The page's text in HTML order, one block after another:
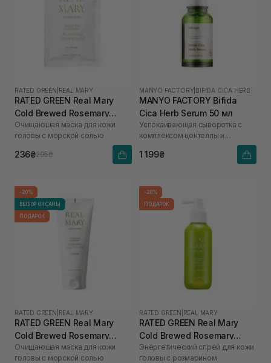
RATED GREEN REAL MARY
RATED GREEN Real Mary
Cold Brewed Rosemary
Purifyng Scalp Scaler 50 мл
Очищающая маска для кожи
головы с морской солью
236₴295₴
MANYO FACTORY BIFIDA CICA HERB
MANYO FACTORY Bifida
Cica Herb Serum 50 мл
Успокаивающая сыворотка с
комплексом центеллы и
бифидобактериями Bifida Cica
Herb Serum 50 ml
1 199₴
-20%
ВЫБОР ОКСАНЫ
ПОДАРОК
RATED GREEN REAL MARY
RATED GREEN Real Mary
Cold Brewed Rosemary
Purifyng Scalp Scaler 200
мл
Очищающая маска для кожи
головы с морской солью
-20%
ПОДАРОК
RATED GREEN REAL MARY
RATED GREEN Real Mary
Cold Brewed Rosemary
Energizing Scalp Spray 120
мл
Энергетический спрей для кожи
головы с розмарином